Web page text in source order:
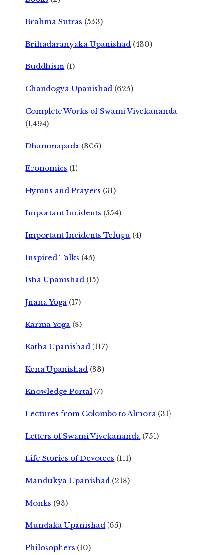
Brahma Sutras (553)
Brihadaranyaka Upanishad (430)
Buddhism (1)
Chandogya Upanishad (625)
Complete Works of Swami Vivekananda
(1,494)
Dhammapada (306)
Economics (1)
Hymns and Prayers (31)
Important Incidents (554)
Important Incidents Telugu (4)
Inspired Talks (45)
Isha Upanishad (15)
Jnana Yoga (17)
Karma Yoga (8)
Katha Upanishad (117)
Kena Upanishad (33)
Knowledge Portal (7)
Lectures from Colombo to Almora (31)
Letters of Swami Vivekananda (751)
Life Stories of Devotees (111)
Mandukya Upanishad (218)
Monks (93)
Mundaka Upanishad (65)
Philosophers (10)